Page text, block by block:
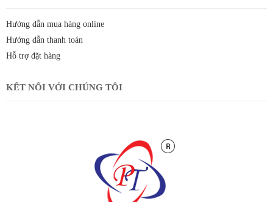
Hướng dẫn mua hàng online
Hướng dẫn thanh toán
Hỗ trợ đặt hàng
KẾT NỐI VỚI CHÚNG TÔI